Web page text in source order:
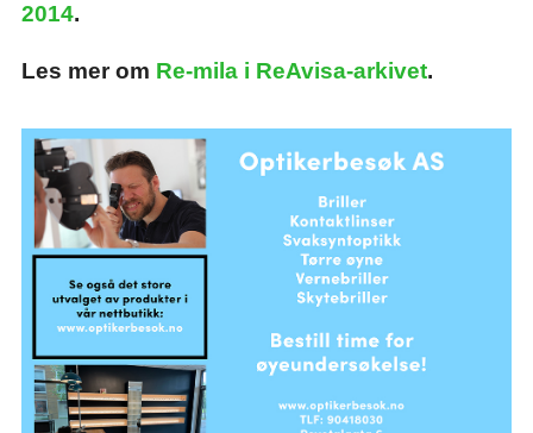
2014.
Les mer om Re-mila i ReAvisa-arkivet.